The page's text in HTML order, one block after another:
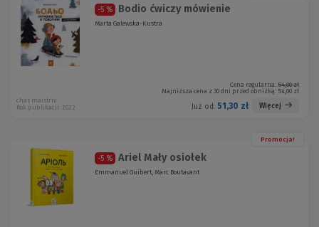
-5 % Bodio ćwiczy mówienie
Marta Galewska-Kustra
Cena regularna: 54,00 zł
Najniższa cena z 30 dni przed obniżką: 54,00 zł
Już od: 51,30 zł Więcej
chas maistriv
Rok publikacji: 2022
Promocja!
-5 % Ariel Mały osiołek
Emmanuel Guibert, Marc Boutavant